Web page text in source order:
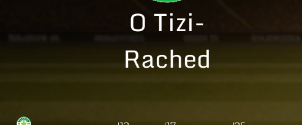
O Tizi-
Rached